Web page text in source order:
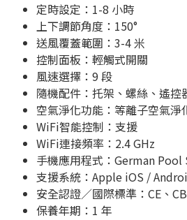
定時設定：1-8 小時
上下調節角度：150°
送風覆蓋範圍：3-4 米
控制面板：輕觸式開關
風速選擇：9 段
隨機配件：托架、螺絲、遙控
空氣淨化功能：等離子空氣淨
WiFi智能控制：支援
WiFi連接頻率：2.4 GHz
手機應用程式：German
支援系統：Apple iOS /
安全認證／國際標準：CE、
保養年期：1 年